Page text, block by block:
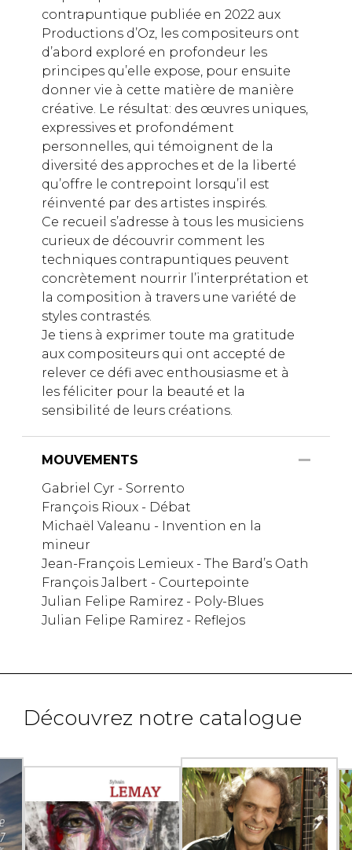
contrapuntique publiée en 2022 aux
Productions d’Oz, les compositeurs ont
d’abord exploré en profondeur les
principes qu’elle expose, pour ensuite
donner vie à cette matière de manière
créative. Le résultat: des œuvres uniques,
expressives et profondément
personnelles, qui témoignent de la
diversité des approches et de la liberté
qu’offre le contrepoint lorsqu’il est
réinventé par des artistes inspirés.
Ce recueil s’adresse à tous les musiciens
curieux de découvrir comment les
techniques contrapuntiques peuvent
concrètement nourrir l’interprétation et
la composition à travers une variété de
styles contrastés.
Je tiens à exprimer toute ma gratitude
aux compositeurs qui ont accepté de
relever ce défi avec enthousiasme et à
les féliciter pour la beauté et la
sensibilité de leurs créations.
MOUVEMENTS
Gabriel Cyr - Sorrento
François Rioux - Débat
Michaël Valeanu - Invention en la
mineur
Jean-François Lemieux - The Bard’s Oath
François Jalbert - Courtepointe
Julian Felipe Ramirez - Poly-Blues
Julian Felipe Ramirez - Reflejos
Découvrez notre catalogue